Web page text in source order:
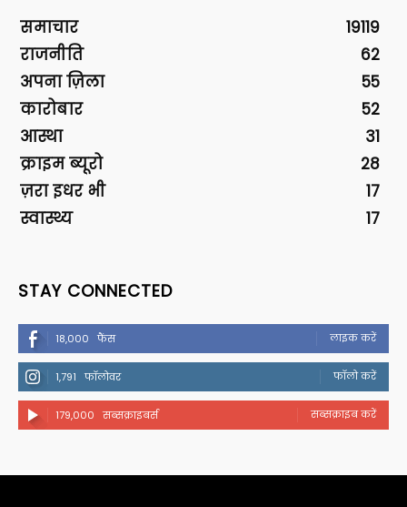
समाचार
19119
राजनीति
62
अपना ज़िला
55
कारोबार
52
आस्था
31
क्राइम ब्यूरो
28
ज़रा इधर भी
17
स्वास्थ्य
17
STAY CONNECTED
18,000 फैंस लाइक करें
1,791 फॉलोवर फॉलो करें
179,000 सब्सक्राइबर्स सब्सक्राइब करें